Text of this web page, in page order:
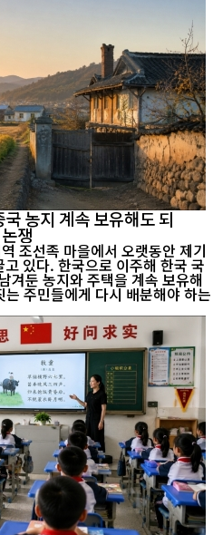
농지 계속 보유해도 되
쟁
조선족 마을에서 오랫동안 제기
있다. 한국으로 이주해 한국 국
겨둔 농지와 주택을 계속 보유해
주민들에게 다시 배분해야 하는